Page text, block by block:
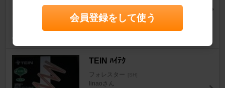
ELINGIさん
16
TEIN ﾊｲﾃｸ
フォレスター [SH]
linaoさん
会員登録をして使う